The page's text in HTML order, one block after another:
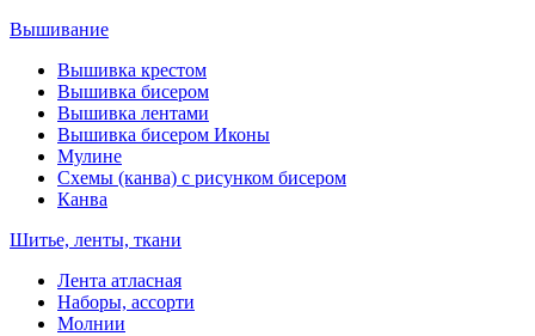
Вышивание
Вышивка крестом
Вышивка бисером
Вышивка лентами
Вышивка бисером Иконы
Мулине
Схемы (канва) с рисунком бисером
Канва
Шитье, ленты, ткани
Лента атласная
Наборы, ассорти
Молнии